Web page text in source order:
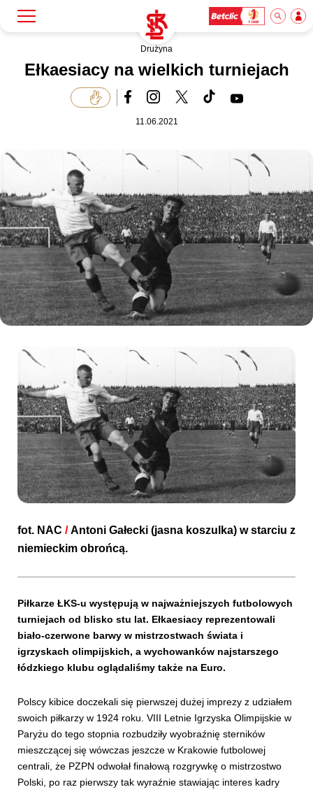
Klub
Bilety
Akademia
Biznes
Dla mediów
Kibice
Drużyna
Ełkaesiacy na wielkich turniejach
11.06.2021
fot. NAC / Antoni Gałecki (jasna koszulka) w starciu z
niemieckim obrońcą.
Piłkarze ŁKS-u występują w najważniejszych futbolowych
turniejach od blisko stu lat. Ełkaesiacy reprezentowali
biało-czerwone barwy w mistrzostwach świata i
igrzyskach olimpijskich, a wychowanków najstarszego
łódzkiego klubu oglądaliśmy także na Euro.
Polscy kibice doczekali się pierwszej dużej imprezy z udziałem
swoich piłkarzy w 1924 roku. VIII Letnie Igrzyska Olimpijskie w
Paryżu do tego stopnia rozbudziły wyobraźnię sterników
mieszczącej się wówczas jeszcze w Krakowie futbolowej
centrali, że PZPN odwołał finałową rozgrywkę o mistrzostwo
Polski, po raz pierwszy tak wyraźnie stawiając interes kadry